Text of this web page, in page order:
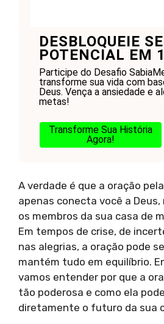
DESBLOQUEIE
POTENCIAL EM
Participe do Desafio
transforme sua vida com
Deus. Vença a ansiedade e
metas!
Transforme Sua História
Agora!
A verdade é que a oração
apenas conecta você a
os membros da sua casa de
Em tempos de crise, de
nas alegrias, a oração pode
mantém tudo em equilíbrio.
vamos entender por que a
tão poderosa e como ela
diretamente o futuro da sua